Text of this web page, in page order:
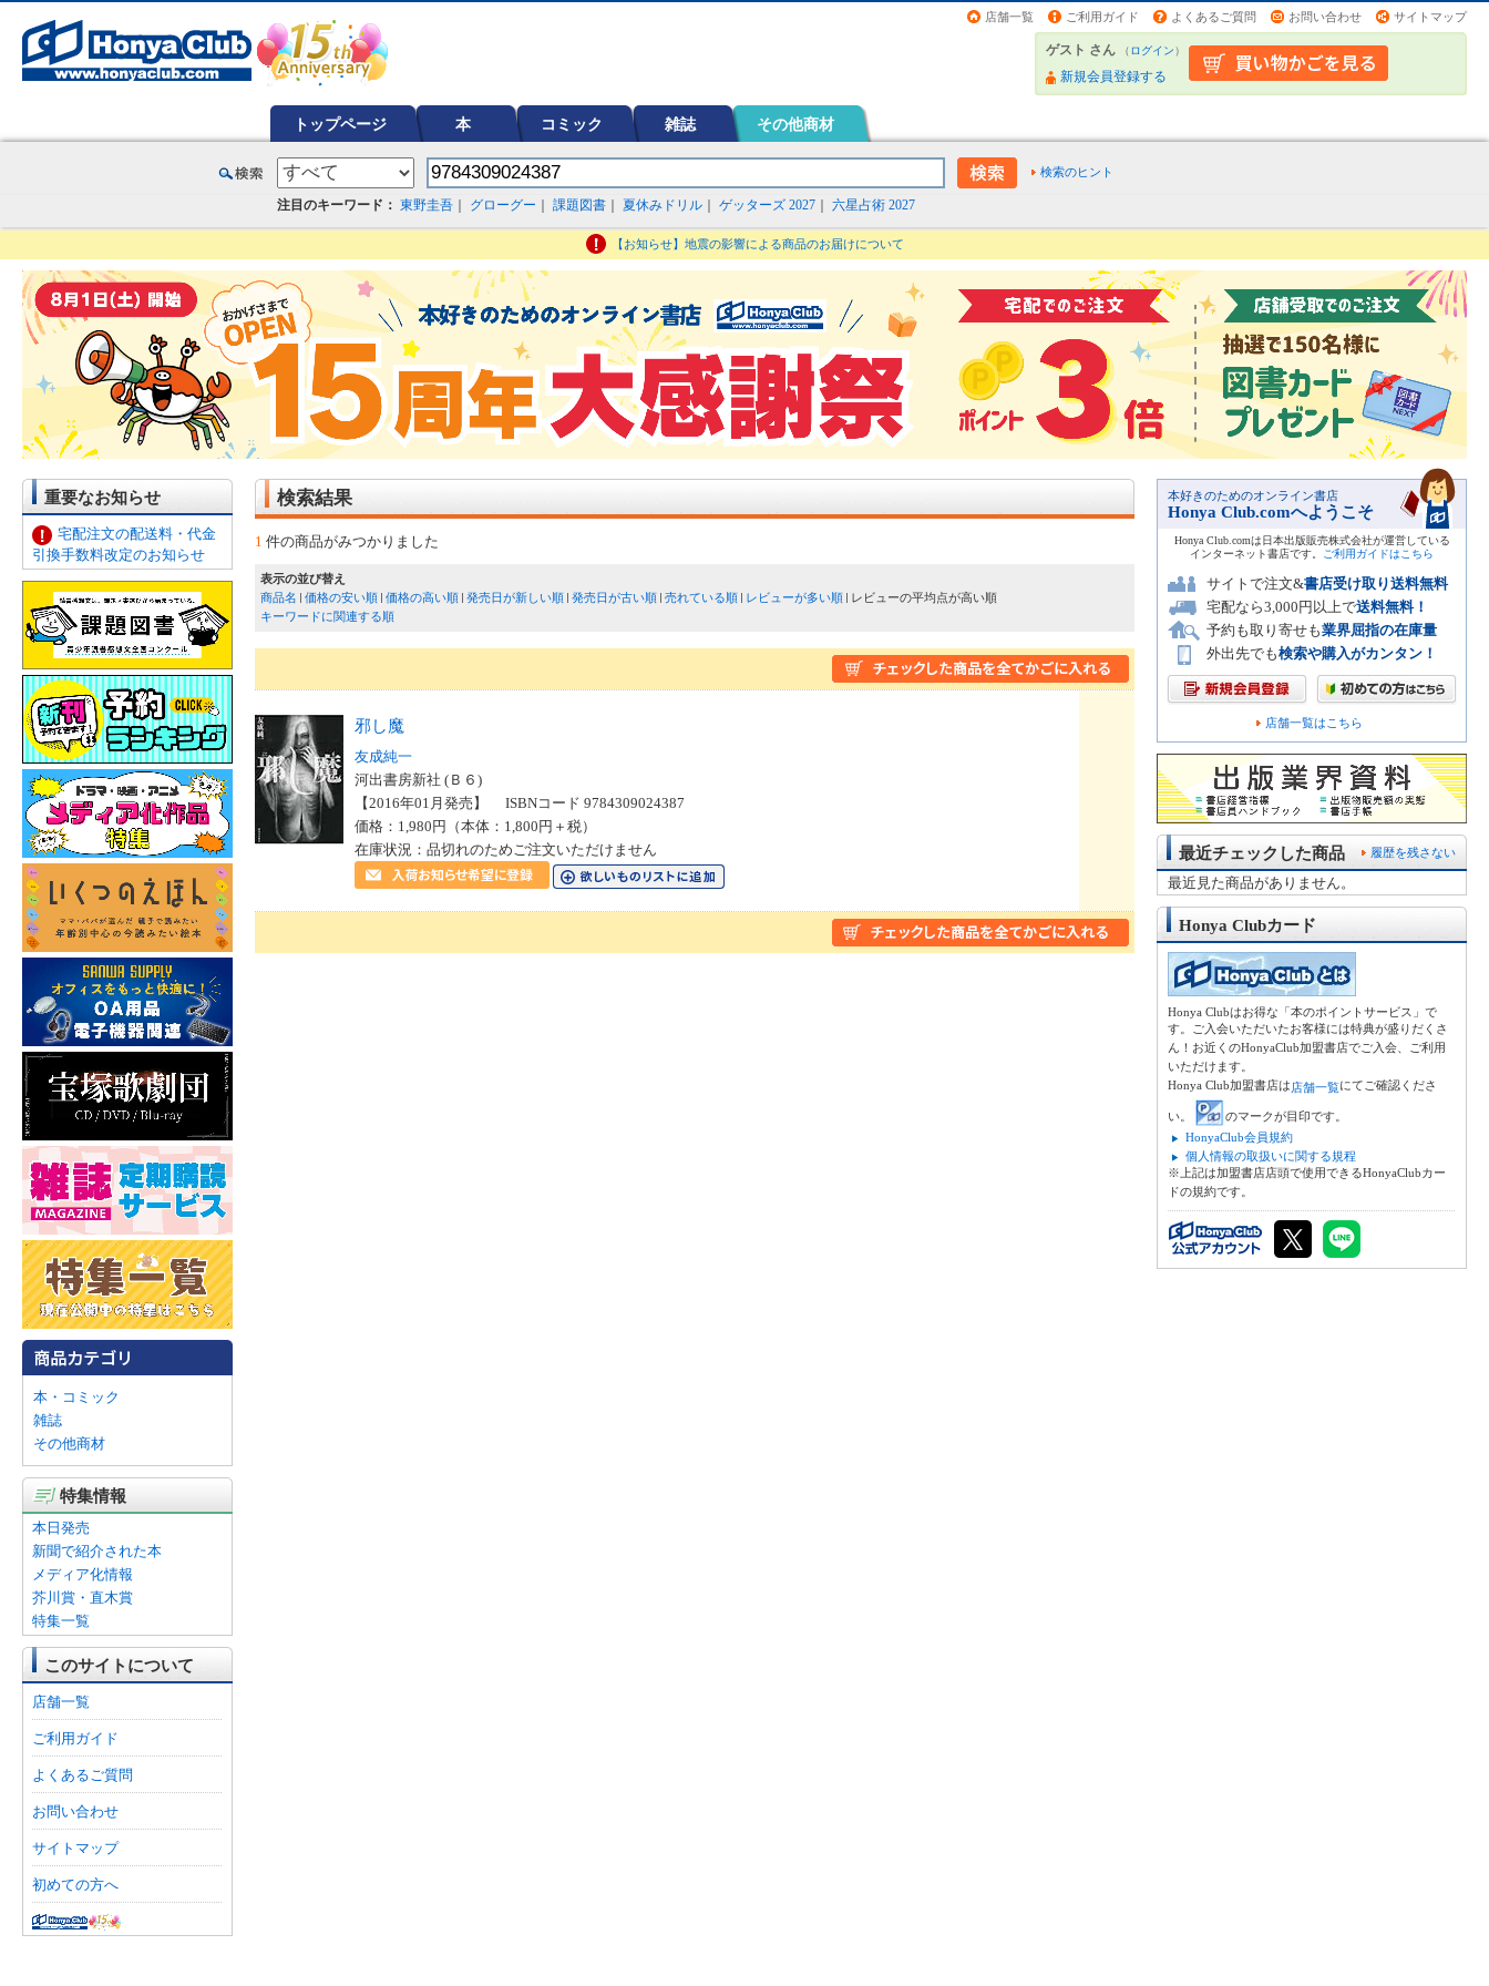
店舗一覧 ご利用ガイド よくあるご質問 お問い合わせ サイトマップ
ゲスト さん （ログイン）
新規会員登録する
トップページ 本 コミック 雑誌 その他商材
検索のヒント
注目のキーワード： 東野圭吾 グローグー 課題図書 夏休みドリル ゲッターズ 2027 六星占術 2027
【お知らせ】地震の影響による商品のお届けについて
重要なお知らせ
宅配注文の配送料・代金
引換手数料改定のお知らせ
本・コミック
雑誌
その他商材
特集情報
本日発売
新聞で紹介された本
メディア化情報
芥川賞・直木賞
特集一覧
このサイトについて
店舗一覧
ご利用ガイド
よくあるご質問
お問い合わせ
サイトマップ
初めての方へ
検索結果
1 件の商品がみつかりました
表示の並び替え
商品名
価格の安い順 価格の高い順 発売日が新しい順 発売日が古い順 売れている順 レビューが多い順
レビューの平均点が高い順
キーワードに関連する順
邪し魔
友成純一
河出書房新社 (Ｂ６)
【2016年01月発売】 ISBNコード 9784309024387
価格：1,980円（本体：1,800円＋税）
在庫状況：品切れのためご注文いただけません
本好きのためのオンライン書店
Honya Club.comへようこそ
Honya Club.comは日本出版販売株式会社が運営している
インターネット書店です。
ご利用ガイドはこちら
サイトで注文&書店受け取り送料無料
宅配なら3,000円以上で送料無料！
予約も取り寄せも業界屈指の在庫量
外出先でも検索や購入がカンタン！
店舗一覧はこちら
履歴を残さない
最近チェックした商品
最近見た商品がありません。
Honya Clubカード
Honya Clubはお得な「本のポイントサービス」で
す。ご入会いただいたお客様には特典が盛りだくさ
ん！お近くのHonyaClub加盟書店でご入会、ご利用
いただけます。
Honya Club加盟書店は店舗一覧にてご確認くださ
い。
のマークが目印です。
HonyaClub会員規約
個人情報の取扱いに関する規程
※上記は加盟書店店頭で使用できるHonyaClubカー
ドの規約です。